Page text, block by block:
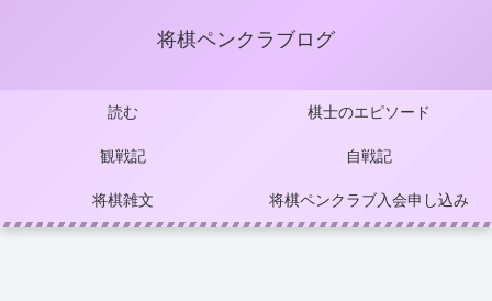
将棋ペンクラブログ
読む 棋士のエピソード
観戦記 自戦記
将棋雑文 将棋ペンクラブ入会申し込み